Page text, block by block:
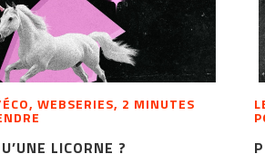
WEBSERIES, 2 MINUTES
LICORNE ?